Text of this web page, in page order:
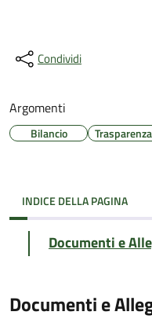
Condividi
Argomenti
Bilancio
INDICE DELLA PAGINA
Documenti e
Documenti e